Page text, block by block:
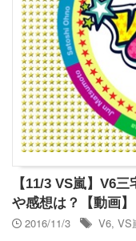
【11/3 VS嵐】V6
や感想は？【動画】
2016/11/3
V6, VS